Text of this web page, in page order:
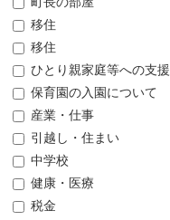
移住
移住
ひとり親家庭等への支援
保育園の入園について
産業・仕事
引越し・住まい
中学校
健康・医療
税金